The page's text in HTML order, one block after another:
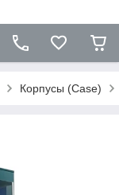
Корпусы (Case)